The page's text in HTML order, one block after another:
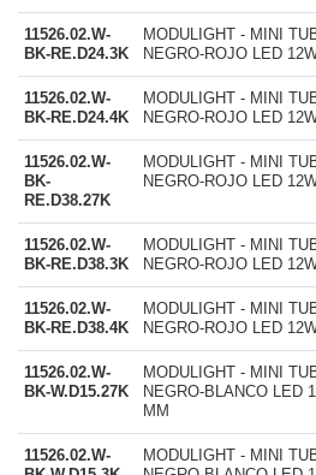
11526.02.W-
BK-RE.D24.3K
MODULIGHT - MINI
NEGRO-ROJO LED
11526.02.W-
BK-RE.D24.4K
MODULIGHT - MINI
NEGRO-ROJO LED
11526.02.W-
BK-
RE.D38.27K
MODULIGHT - MINI
NEGRO-ROJO LED
11526.02.W-
BK-RE.D38.3K
MODULIGHT - MINI
NEGRO-ROJO LED
11526.02.W-
BK-RE.D38.4K
MODULIGHT - MINI
NEGRO-ROJO LED
11526.02.W-
BK-W.D15.27K
MODULIGHT - MINI
NEGRO-BLANCO LED
MM
11526.02.W-
MODULIGHT - MINI